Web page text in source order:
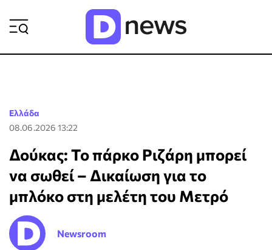
Ελλάδα
08.06.2026 13:22
Δούκας: Το πάρκο Ριζάρη μπορεί
να σωθεί – Δικαίωση για το
μπλόκο στη μελέτη του Μετρό
Newsroom